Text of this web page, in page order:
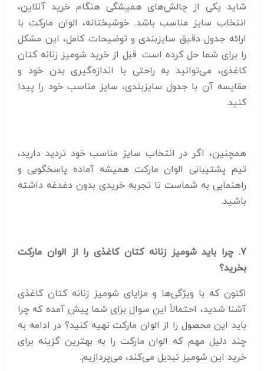
شاید یکی از چالش‌های همیشگی هنگام خرید آنلاین،
انتخاب سایز مناسب باشد. خوشبختانه، الوان مارکت با
ارائه جدول دقیق سایزبندی و توضیحات کامل، این مشکل
را برای شما حل کرده است. قبل از خرید شومیز زنانه کتان
کاغذی، می‌توانید به راحتی با اندازه‌گیری بدن خود و
مقایسه آن با جدول سایزبندی، سایز مناسب خود را پیدا
کنید.
همچنین، اگر در انتخاب سایز مناسب خود تردید دارید،
تیم پشتیبانی الوان مارکت همیشه آماده پاسخگویی و
راهنمایی به شماست تا تجربه خریدی بدون دغدغه داشته
باشید.
7. چرا باید شومیز زنانه کتان کاغذی را از الوان مارکت
بخرید؟
اکنون که با ویژگی‌ها و مزایای شومیز زنانه کتان کاغذی
آشنا شدید، احتمالاً این سوال برای شما پیش آمده که چرا
باید این محصول را از الوان مارکت تهیه کنید؟ در ادامه به
چند دلیل مهم که الوان مارکت را به بهترین گزینه برای
خرید این شومیز تبدیل می‌کند، می‌پردازیم.